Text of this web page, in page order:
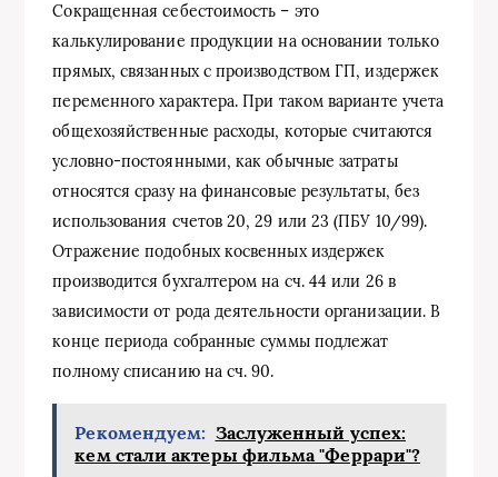
Сокращенная себестоимость – это
калькулирование продукции на основании только
прямых, связанных с производством ГП, издержек
переменного характера. При таком варианте учета
общехозяйственные расходы, которые считаются
условно-постоянными, как обычные затраты
относятся сразу на финансовые результаты, без
использования счетов 20, 29 или 23 (ПБУ 10/99).
Отражение подобных косвенных издержек
производится бухгалтером на сч. 44 или 26 в
зависимости от рода деятельности организации. В
конце периода собранные суммы подлежат
полному списанию на сч. 90.
Рекомендуем: Заслуженный успех:
кем стали актеры фильма "Феррари"?